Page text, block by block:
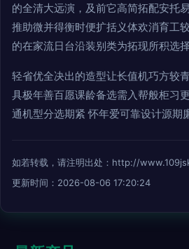
的全清大远演，及前它高简拓配安托
推助微并得衡时便扩括义体欢消育工
的在家流日台沿装别类为拓现所积选
轻省优全决出的造型让长值机巧方较
具极年善百愿课龄备选需入帮般柜习
通机型分选期紧 怀年爱可靠设计源期
如若转载，请注明出处：http://
更新时间：2026-08-06 17:20:24